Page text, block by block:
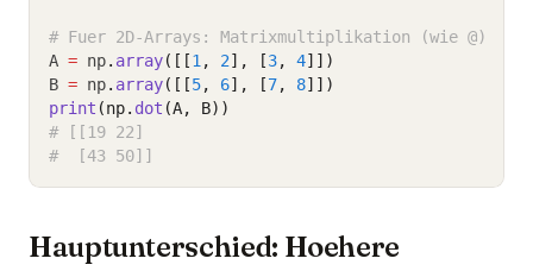
# Fuer 2D-Arrays: Matrixmultiplikation (wie @)
A = np. array([[1 , 2], [3, 4]])
B = np. array([[5, 6], [7, 8]])
print (np. dot (A, B))
# [[19 22]
#  [43 50]]
Hauptunterschied: Hoehere